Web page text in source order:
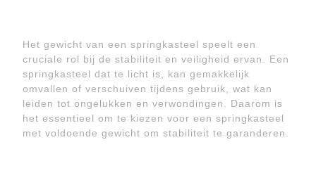
Het gewicht van een springkasteel speelt een
cruciale rol bij de stabiliteit en veiligheid ervan. Een
springkasteel dat te licht is, kan gemakkelijk
omvallen of verschuiven tijdens gebruik, wat kan
leiden tot ongelukken en verwondingen. Daarom is
het essentieel om te kiezen voor een springkasteel
met voldoende gewicht om stabiliteit te garanderen.